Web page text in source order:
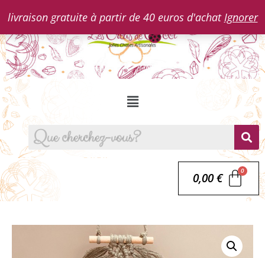
livraison gratuite à partir de 40 euros d'achatIgnorer
0,00€